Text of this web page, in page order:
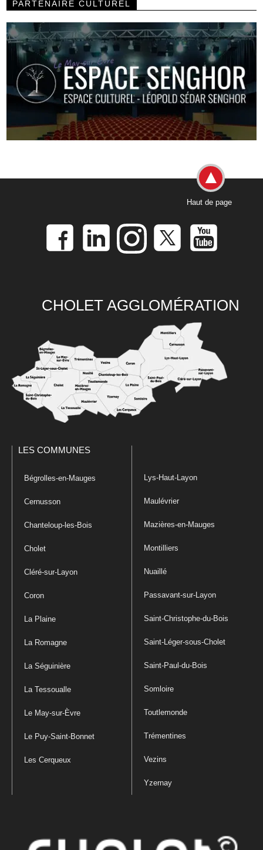
PARTENAIRE CULTUREL
Haut de page
CHOLET AGGLOMÉRATION
LES COMMUNES
Bégrolles-en-Mauges
Cernusson
Chanteloup-les-Bois
Cholet
Cléré-sur-Layon
Coron
La Plaine
La Romagne
La Séguinière
La Tessoualle
Le May-sur-Èvre
Le Puy-Saint-Bonnet
Les Cerqueux
Lys-Haut-Layon
Maulévrier
Mazières-en-Mauges
Montilliers
Nuaillé
Passavant-sur-Layon
Saint-Christophe-du-Bois
Saint-Léger-sous-Cholet
Saint-Paul-du-Bois
Somloire
Toutlemonde
Trémentines
Vezins
Yzernay